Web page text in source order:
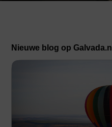
Nieuwe blog op Galvada.nl